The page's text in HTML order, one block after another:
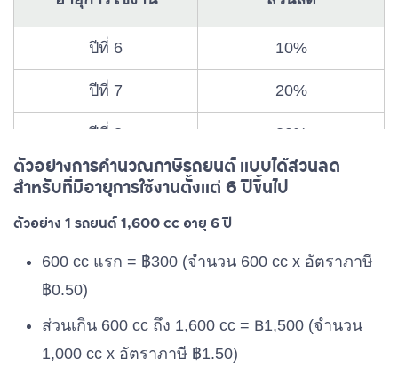
ปีที่ 6 10%
ปีที่ 7 20%
ปีที่ 8 30%
ปีที่ 9 40%
ปีที่ 10 เป็นต้นไป
ตัวอย่างการคำนวณภาษีรถยนต์ แบบได้ส่วนลด
สำหรับที่มีอายุการใช้งานตั้งแต่ 6 ปีขึ้นไป
ตัวอย่าง 1 รถยนต์ 1,600 cc อายุ 6 ปี
600 cc แรก = ฿300 (จำนวน 600 cc x อัตราภาษี
฿0.50)
ส่วนเกิน 600 cc ถึง 1,600 cc = ฿1,500 (จำนวน
1,000 cc x อัตราภาษี ฿1.50)